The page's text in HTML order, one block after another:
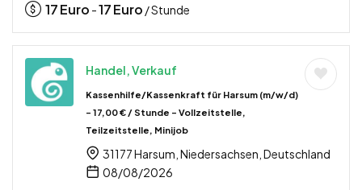
17Euro -17Euro / Stunde
Handel, Verkauf
Kassenhilfe/Kassenkraft für Harsum (m/w/d)
– 17,00 € / Stunde – Vollzeitstelle,
Teilzeitstelle, Minijob
31177 Harsum, Niedersachsen, Deutschland
08/08/2026